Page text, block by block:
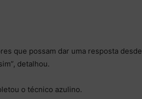
que possam dar uma resposta desde
detalhou.
o técnico azulino.